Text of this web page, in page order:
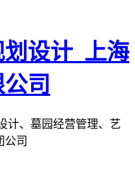
计、墓园经营管理、艺
公司